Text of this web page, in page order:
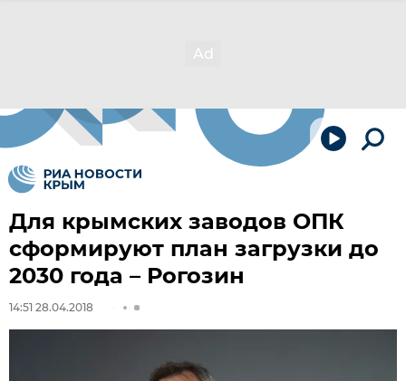
Для крымских заводов ОПК
сформируют план загрузки до
2030 года – Рогозин
14:51 28.04.2018